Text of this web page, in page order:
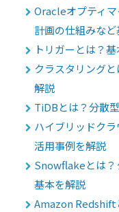
Oracleオプティ
計画の仕組みな
トリガーとは？
クラスタリング
解説
TiDBとは？分散
ハイブリッドクラ
活用事例を解説
Snowflakeとは？
基本を解説
Amazon Redshift